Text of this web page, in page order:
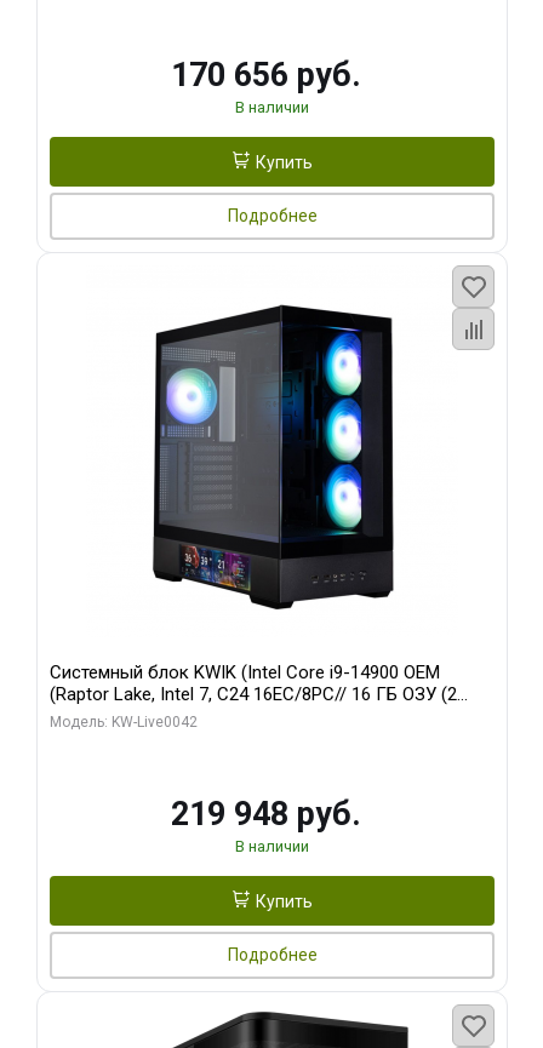
170 656 руб.
В наличии
Купить
Подробнее
Системный блок KWIK (Intel Core i9-14900 OEM
(Raptor Lake, Intel 7, C24 16EC/8PC// 16 ГБ ОЗУ (2
модуля)/ Gigabyte RTX5070Ti EAGLE OC ICE SFF 16GB
Модель: KW-Live0042
219 948 руб.
В наличии
Купить
Подробнее